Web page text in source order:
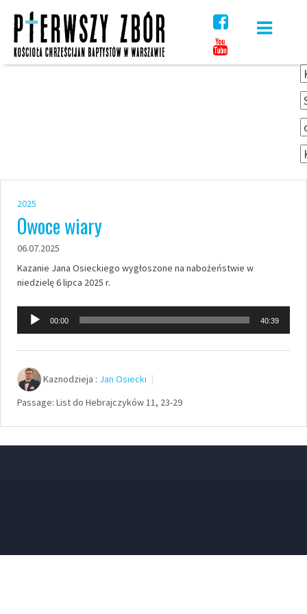
content
2025
Owoce wiary
06.07.2025
Kazanie Jana Osieckiego wygłoszone na nabożeństwie w
niedzielę 6 lipca 2025 r.
Odtwarzacz
plików
dźwiękowych
00:00 40:39
Kaznodzieja : Jan Osiecki
Passage: List do Hebrajczyków 11, 23-29